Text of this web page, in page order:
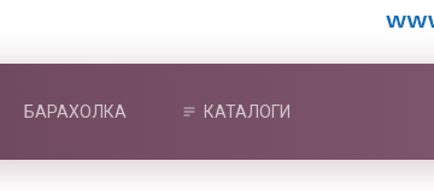
БАРАХОЛКА КАТАЛОГИ